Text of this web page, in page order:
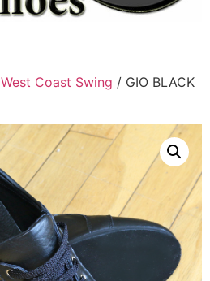
West Coast Swing / GIO BLACK